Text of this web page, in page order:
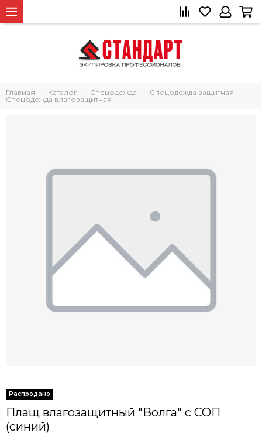
Главная Каталог Спецодежда
Спецодежда защитная
Спецодежда влагозащитная
Плащ влагозащитный "Волга" с СОП
(синий)